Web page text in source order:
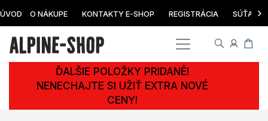
ÚVOD O NÁKUPE KONTAKTY E-SHOP REGISTRÁCIA SÚŤAŽ ›
ĎALŠIE POLOŽKY PRIDANÉ!
NENECHAJTE SI UŽIŤ EXTRA NOVÉ
CENY!